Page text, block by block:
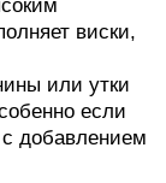
виски,
или утки
если
добавлением